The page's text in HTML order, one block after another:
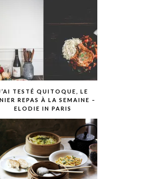
TESTÉ QUITOQUE, LE
REPAS À LA SEMAINE –
ELODIE IN PARIS